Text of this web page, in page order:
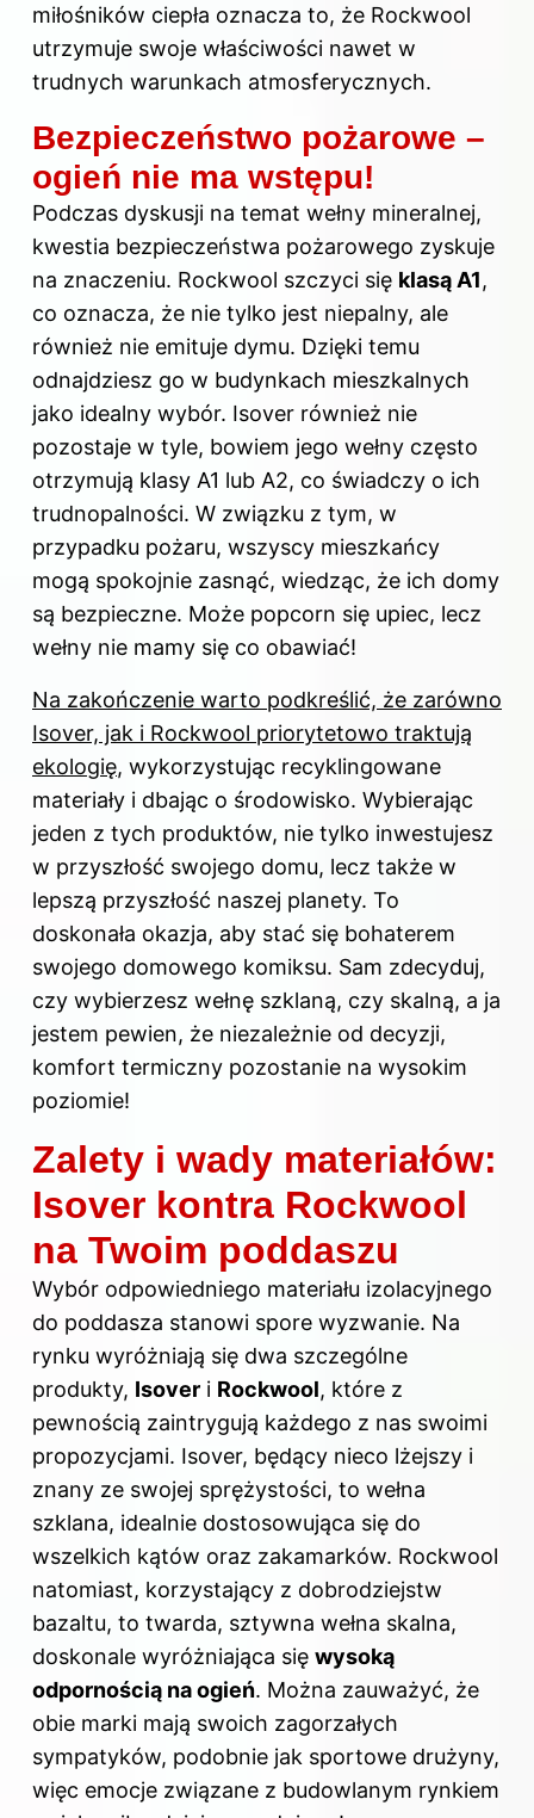
miłośników ciepła oznacza to, że Rockwool
utrzymuje swoje właściwości nawet w
trudnych warunkach atmosferycznych.
Bezpieczeństwo pożarowe –
ogień nie ma wstępu!
Podczas dyskusji na temat wełny mineralnej,
kwestia bezpieczeństwa pożarowego zyskuje
na znaczeniu. Rockwool szczyci się klasą A1,
co oznacza, że nie tylko jest niepalny, ale
również nie emituje dymu. Dzięki temu
odnajdziesz go w budynkach mieszkalnych
jako idealny wybór. Isover również nie
pozostaje w tyle, bowiem jego wełny często
otrzymują klasy A1 lub A2, co świadczy o ich
trudnopalności. W związku z tym, w
przypadku pożaru, wszyscy mieszkańcy
mogą spokojnie zasnąć, wiedząc, że ich domy
są bezpieczne. Może popcorn się upiec, lecz
wełny nie mamy się co obawiać!
Na zakończenie warto podkreślić, że zarówno
Isover, jak i Rockwool priorytetowo traktują
ekologię, wykorzystując recyklingowane
materiały i dbając o środowisko. Wybierając
jeden z tych produktów, nie tylko inwestujesz
w przyszłość swojego domu, lecz także w
lepszą przyszłość naszej planety. To
doskonała okazja, aby stać się bohaterem
swojego domowego komiksu. Sam zdecyduj,
czy wybierzesz wełnę szklaną, czy skalną, a ja
jestem pewien, że niezależnie od decyzji,
komfort termiczny pozostanie na wysokim
poziomie!
Zalety i wady materiałów:
Isover kontra Rockwool
na Twoim poddaszu
Wybór odpowiedniego materiału izolacyjnego
do poddasza stanowi spore wyzwanie. Na
rynku wyróżniają się dwa szczególne
produkty, Isover i Rockwool, które z
pewnością zaintrygują każdego z nas swoimi
propozycjami. Isover, będący nieco lżejszy i
znany ze swojej sprężystości, to wełna
szklana, idealnie dostosowująca się do
wszelkich kątów oraz zakamarków. Rockwool
natomiast, korzystający z dobrodziejstw
bazaltu, to twarda, sztywna wełna skalna,
doskonale wyróżniająca się wysoką
odpornością na ogień. Można zauważyć, że
obie marki mają swoich zagorzałych
sympatyków, podobnie jak sportowe drużyny,
więc emocje związane z budowlanym rynkiem